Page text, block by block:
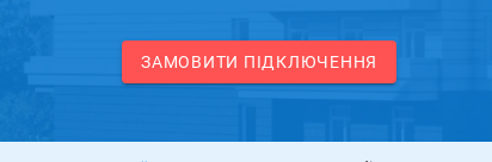
ЗАМОВИТИ ПІДКЛЮЧЕННЯ